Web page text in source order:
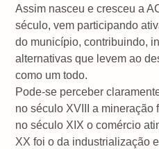
Assim nasceu e cresceu a
século, vem participando
do município, contribuindo,
alternativas que levem ao
como um todo.
Pode-se perceber
no século XVIII a mineração
no século XIX o comércio
XX foi o da industrialização